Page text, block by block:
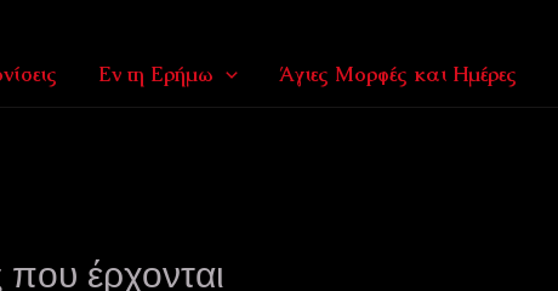
Εν τη Ερήμω Άγιες Μορφές και Ημέρες
που έρχονται